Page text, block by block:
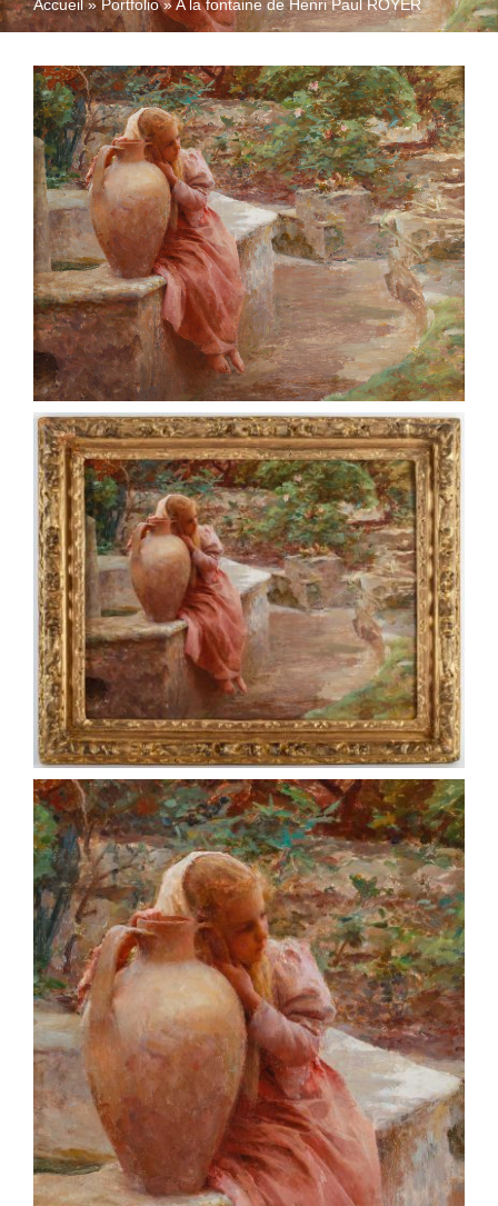
QUI SOMMES-NOUS
Accueil» Portfolio»A la fontaine de Henri Paul ROYER